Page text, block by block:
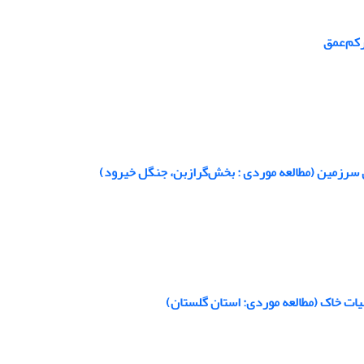
سرزمین (مطالعه موردی : بخش‌گرازبن، جنگل خیرود)
خاک (مطالعه موردی: استان گلستان)